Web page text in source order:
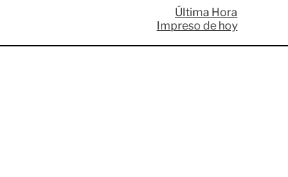
c
i
a
Última Hora
Impreso de hoy